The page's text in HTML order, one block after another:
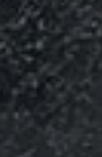
电话：0755-83793380